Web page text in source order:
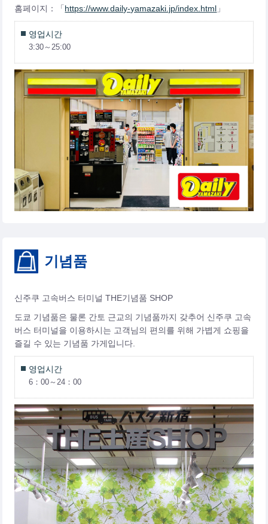
홈페이지：「 https://www.daily-yamazaki.jp/index.html 」
영업시간
3:30～25:00
기념품
신주쿠 고속버스 터미널 THE기념품 SHOP
도쿄 기념품은 물론 간토 근교의 기념품까지 갖추어 신주쿠 고속
버스 터미널을 이용하시는 고객님의 편의를 위해 가볍게 쇼핑을
즐길 수 있는 기념품 가게입니다.
영업시간
6：00～24：00